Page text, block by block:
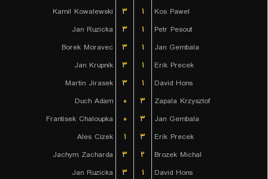
Kamil Kowalewski
۳ ۱
Kos Pawel
Jan Ruzicka
۳ ۱
Petr Pesout
Borek Moravec
۳ ۱
Jan Gembala
Jan Krupnik
۳ ۱
Erik Precek
Martin Jirasek
۳ ۱
David Hons
Duch Adam
۰ ۳
Zapala Krzysztof
Frantisek Chaloupka
۰ ۳
Jan Gembala
Ales Cizek
۱ ۳
Erik Precek
Jachym Zacharda
۳ ۲
Brozek Michal
Jan Ruzicka
۳ ۱
David Hons